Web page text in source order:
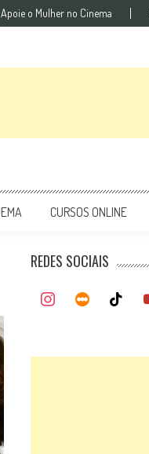
Apoie o Mulher no Cinema
CURSOS ONLINE
REDES SOCIAIS